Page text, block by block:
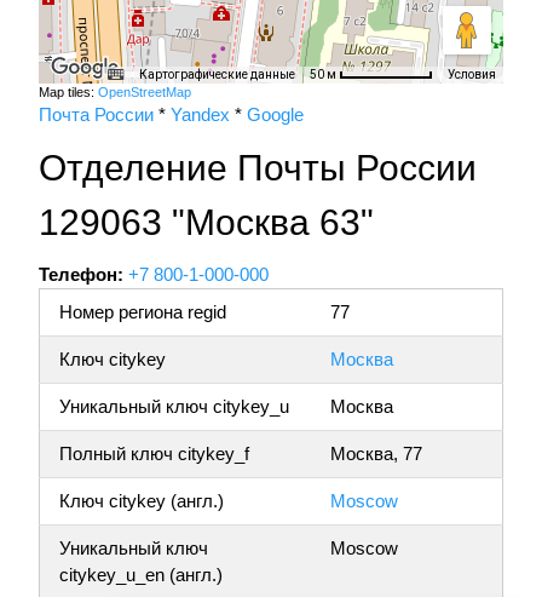
Картографические данные 50 м Условия
Map tiles: OpenStreetMap
Почта России * Yandex * Google
Отделение Почты России
129063 "Москва 63"
Телефон: +7 800-1-000-000
Номер региона regid
77
Ключ citykey Москва
Уникальный ключ citykey_u Москва
Полный ключ citykey_f Москва, 77
Ключ citykey (англ.) Moscow
Уникальный ключ
citykey_u_en (англ.)
Moscow